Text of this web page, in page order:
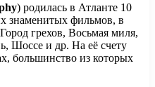
) родилась в Атланте 10
знаменитых фильмов, в
грехов, Восьмая миля,
Шоссе и др. На её счету
большинство из которых